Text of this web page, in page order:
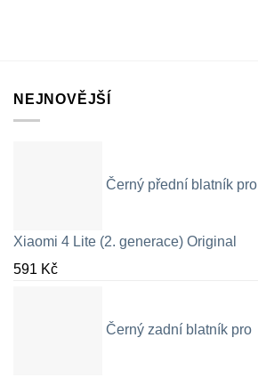
NEJNOVĚJŠÍ
Černý přední blatník pro
Xiaomi 4 Lite (2. generace) Original
591 Kč
Černý zadní blatník pro